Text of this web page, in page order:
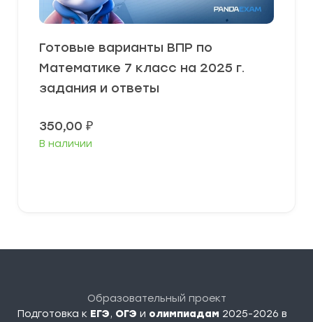
Готовые варианты ВПР по
Математике 7 класс на 2025 г.
задания и ответы
350,00 ₽
В наличии
Образовательный проект
Подготовка к ЕГЭ, ОГЭ и олимпиадам 2025-2026 в